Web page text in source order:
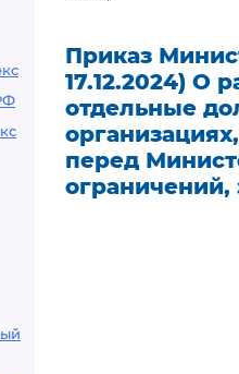
Приказ
17.12.2024) О
отдельные
перед
ограничений,